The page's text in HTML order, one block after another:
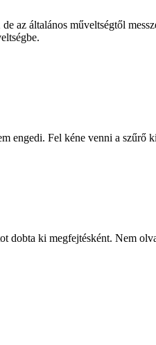
az általános műveltségtől
engedi. Fel kéne venni a
ki megfejtésként. Nem